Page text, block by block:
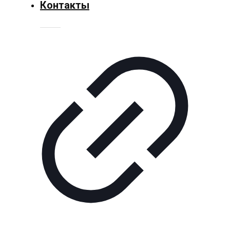
Технологии
читателя
Блокчейн
О
нас
Помощь
проекту
Контакты